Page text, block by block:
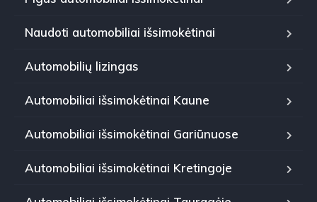
Naudoti automobiliai išsimokėtinai
Automobilių lizingas
Automobiliai išsimokėtinai Kaune
Automobiliai išsimokėtinai Gariūnuose
Automobiliai išsimokėtinai Kretingoje